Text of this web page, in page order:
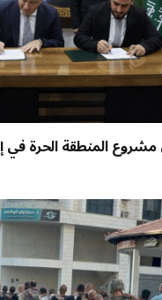
المنطقة الحرة في